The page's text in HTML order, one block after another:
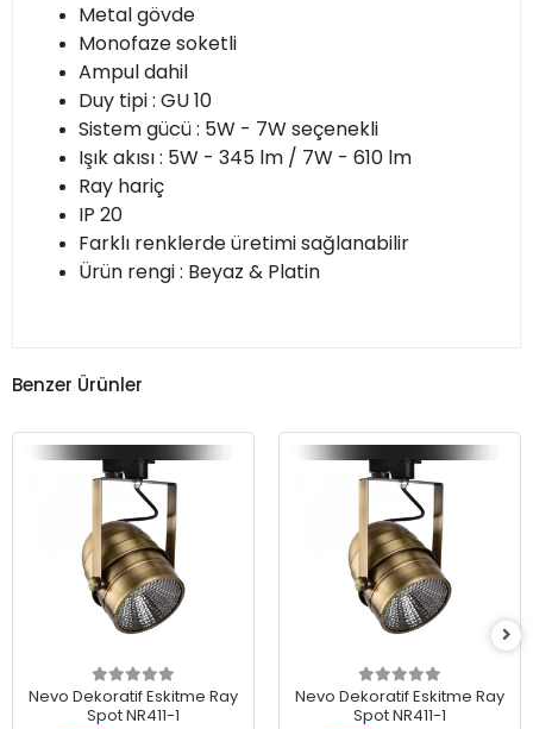
Metal gövde
Monofaze soketli
Ampul dahil
Duy tipi : GU 10
Sistem gücü : 5W - 7W seçenekli
Işık akısı : 5W - 345 lm / 7W - 610 lm
Ray hariç
IP 20
Farklı renklerde üretimi sağlanabilir
Ürün rengi : Beyaz & Platin
Benzer Ürünler
Nevo Dekoratif Eskitme Ray
Spot NR411-1
Nevo Dekoratif Eskitme Ray
Spot NR411-1